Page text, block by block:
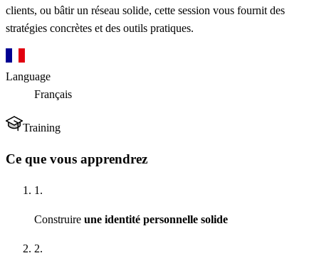
clients, ou bâtir un réseau solide, cette session vous fournit des
stratégies concrètes et des outils pratiques.
Language
Français
Training
Ce que vous apprendrez
1.
Construire une identité personnelle solide
2.